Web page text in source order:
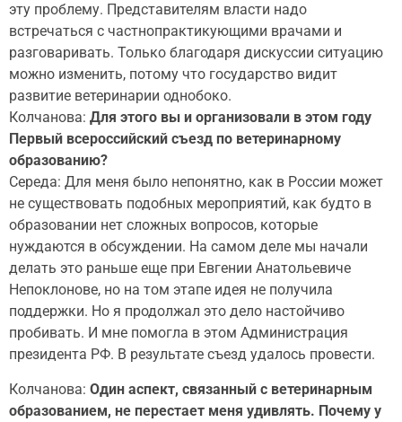
эту проблему. Представителям власти надо
встречаться с частнопрактикующими врачами и
разговаривать. Только благодаря дискуссии ситуацию
можно изменить, потому что государство видит
развитие ветеринарии однобоко.
Колчанова: Для этого вы и организовали в этом году
Первый всероссийский съезд по ветеринарному
образованию?
Середа: Для меня было непонятно, как в России может
не существовать подобных мероприятий, как будто в
образовании нет сложных вопросов, которые
нуждаются в обсуждении. На самом деле мы начали
делать это раньше еще при Евгении Анатольевиче
Непоклонове, но на том этапе идея не получила
поддержки. Но я продолжал это дело настойчиво
пробивать. И мне помогла в этом Администрация
президента РФ. В результате съезд удалось провести.
Колчанова: Один аспект, связанный с ветеринарным
образованием, не перестает меня удивлять. Почему у